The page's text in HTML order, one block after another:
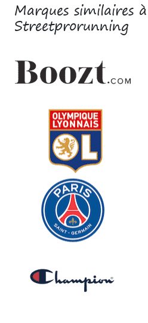
Marques similaires à
Streetprorunning